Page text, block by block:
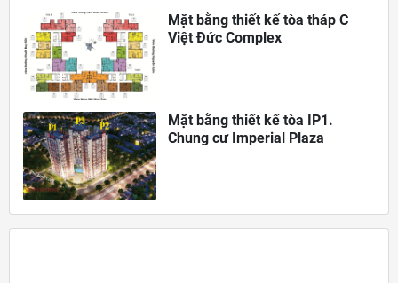
Mặt bằng thiết kế tòa tháp C
Việt Đức Complex
Mặt bằng thiết kế tòa IP1.
Chung cư Imperial Plaza